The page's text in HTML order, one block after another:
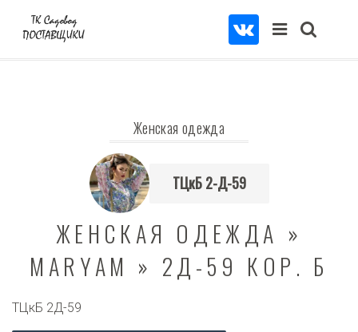
Женская одежда
ТЦкБ 2-Д-59
ЖЕНСКАЯ ОДЕЖДА »
MARYAM » 2Д-59 КОР. Б
ТЦкБ 2Д-59